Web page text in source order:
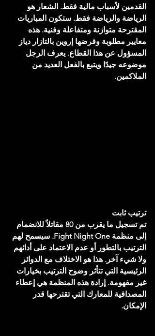
القدمين لأسباب مالية فقط. الشعار هو
الرياضة والرياضة فقط. ستكون المباريات
المقترحة متوازنة ومتفاعلة وفنية. هذه
معايير مطلوبة وفرضها إروين بالتازار دياز
المسؤول عن هذا القطاع. يعرف الرجل
موضوعه جيدًا ويتبع بالفعل العديد من
الملاكمين.
ترتيب ثابت
تم تسجيل ما يقرب من 80 مقاتلاً للانضمام
إلى منظمة Fight Night One. سيسمح لهم
الترتيب بالتطور أو عدم الاعتماد على أدائهم
ولا شيء آخر. هذا هو الاختلاف مع الدوائر
الرئيسية التي تتأثر وضوح الترتيب بخيارات
غير مفهومة. إرادة هذه المنظمة هي إعطاء
المصداقية للمعارك التي تقترحها قدر
الإمكان.